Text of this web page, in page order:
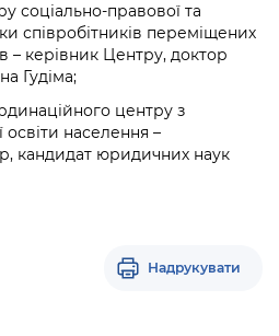
соціально-правової та
співробітників переміщених
– керівник Центру, доктор
Гудіма;
центру з
населення –
кандидат юридичних наук
Надрукувати